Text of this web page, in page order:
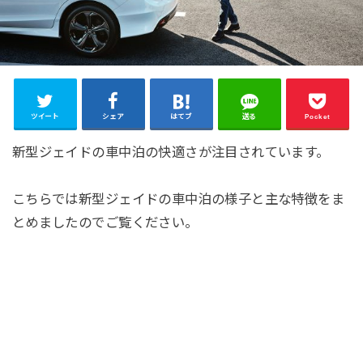
ツイート シェア はてブ 送る Pocket
新型ジェイドの車中泊の快適さが注目されています。
こちらでは新型ジェイドの車中泊の様子と主な特徴をま
とめましたのでご覧ください。